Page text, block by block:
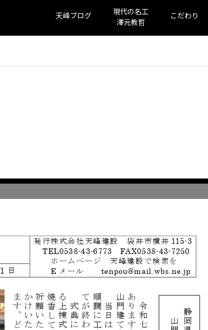
天峰ブログ
現代の名工
澤元教哲
こだわり